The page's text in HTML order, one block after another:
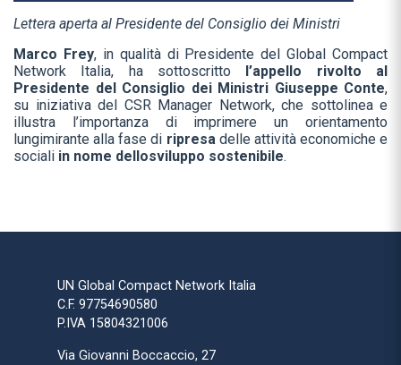
Lettera aperta al Presidente del Consiglio dei Ministri
Marco Frey, in qualità di Presidente del Global Compact
Network Italia, ha sottoscritto
l’appello rivolto al
Presidente del Consiglio dei Ministri Giuseppe Conte,
su iniziativa del CSR Manager Network, che sottolinea e
illustra l’importanza di imprimere un orientamento
lungimirante alla fase di ripresadelle attività economiche e
sociali in nome dellosviluppo sostenibile.
UN Global Compact Network Italia
C.F. 97754690580
P.IVA 15804321006
Via Giovanni Boccaccio, 27